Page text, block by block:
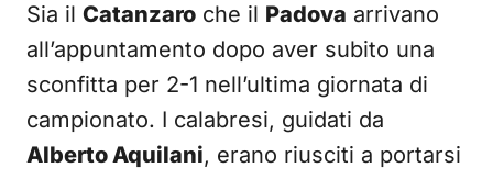
Sia il Catanzaro che il Padova arrivano
all’appuntamento dopo aver subito una
sconfitta per 2-1 nell’ultima giornata di
campionato. I calabresi, guidati da
Alberto Aquilani, erano riusciti a portarsi